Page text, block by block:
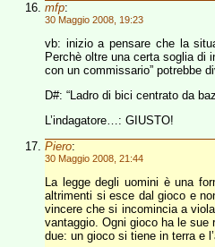
mfp:
30 Maggio 2008, 19:23
vb: inizio a pensare che la
Perchè oltre una certa soglia di
con un commissario” potrebbe
D#: “Ladro di bici centrato da
L’indagatore…: GIUSTO!
Piero:
30 Maggio 2008, 21:44
La legge degli uomini è una
altrimenti si esce dal gioco e
vincere che si incomincia a
vantaggio. Ogni gioco ha le sue
due: un gioco si tiene in terra e